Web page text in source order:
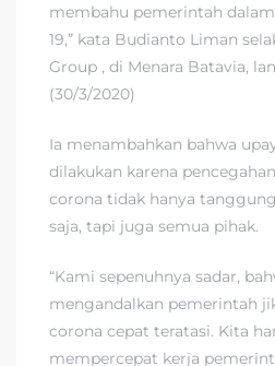
membahu pemerintah
19,” kata Budianto Liman
Group , di Menara Batavia,
(30/3/2020)
Ia menambahkan bahwa
dilakukan karena
corona tidak hanya
saja, tapi juga semua pihak.
“Kami sepenuhnya sadar,
mengandalkan pemerintah
corona cepat teratasi. Kita
mempercepat kerja